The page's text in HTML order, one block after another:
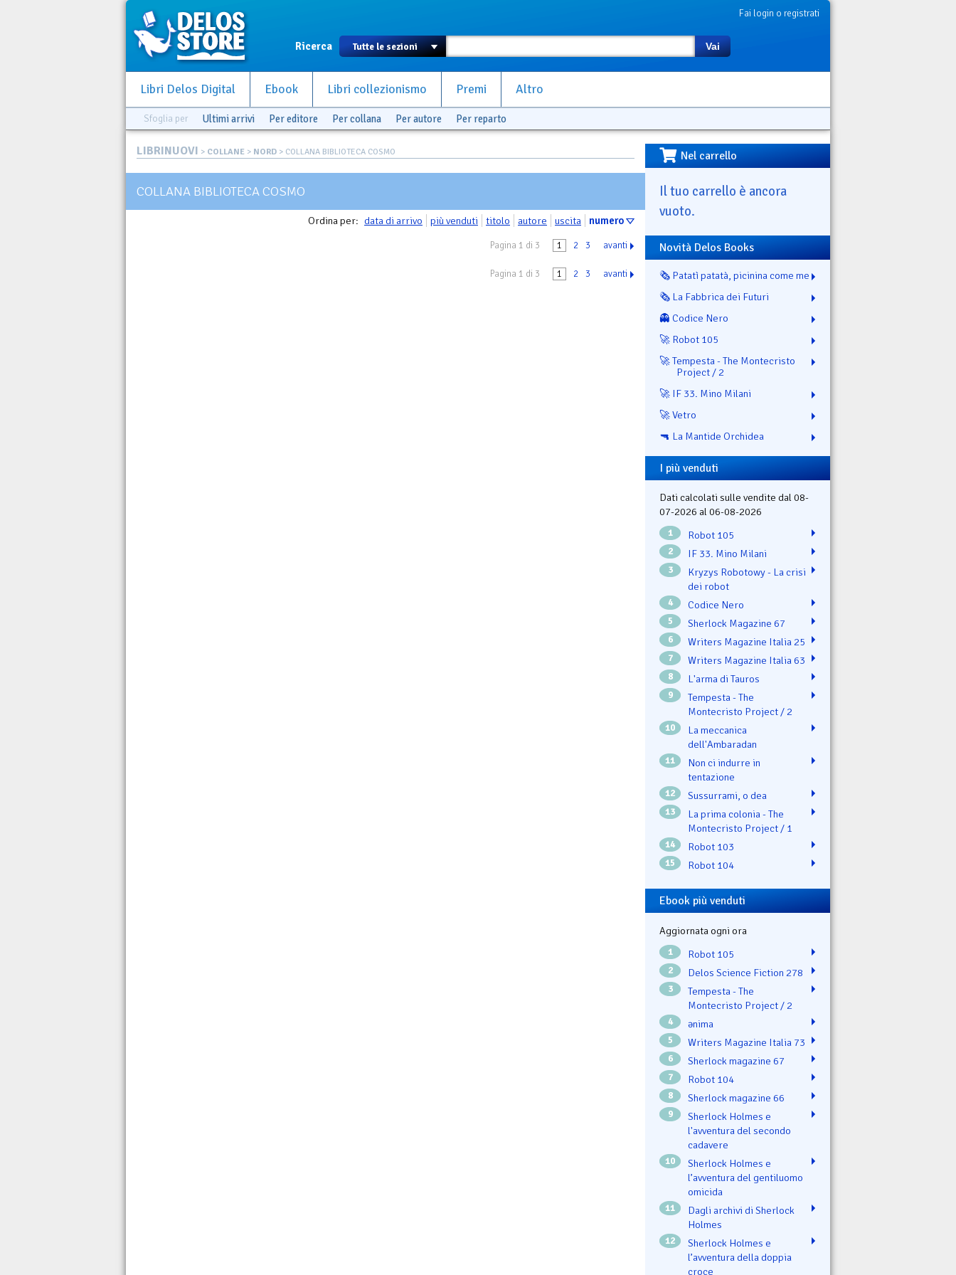
Fai login o registrati
Ricerca Vai
Libri Delos Digital Ebook Libri collezionismo Premi Altro
Sfoglia per Ultimi arrivi Per editore Per collana Per autore Per reparto
LIBRINUOVI > COLLANE > NORD > COLLANA BIBLIOTECA COSMO
COLLANA BIBLIOTECA COSMO
Ordina per: data di arrivo più venduti titolo autore uscita numero
Pagina 1 di 3 1 2 3 avanti
Pagina 1 di 3 1 2 3 avanti
Nel carrello
Il tuo carrello è ancora
vuoto.
Novità Delos Books
🗞️ Patatì patatà, picinina come me
🗞️ La Fabbrica dei Futuri
👻 Codice Nero
🚀 Robot 105
🚀 Tempesta - The Montecristo
Project / 2
🚀 IF 33. Mino Milani
🚀 Vetro
🔫 La Mantide Orchidea
I più venduti
Dati calcolati sulle vendite dal 08-
07-2026 al 06-08-2026
1 Robot 105
2 IF 33. Mino Milani
3
Kryzys Robotowy - La crisi
dei robot
4 Codice Nero
5 Sherlock Magazine 67
6 Writers Magazine Italia 25
7 Writers Magazine Italia 63
8 L'arma di Tauros
9
Tempesta - The
Montecristo Project / 2
10
La meccanica
dell'Ambaradan
11
Non ci indurre in
tentazione
12 Sussurrami, o dea
13
La prima colonia - The
Montecristo Project / 1
14 Robot 103
15 Robot 104
Ebook più venduti
Aggiornata ogni ora
1 Robot 105
2 Delos Science Fiction 278
3
Tempesta - The
Montecristo Project / 2
4 ənima
5 Writers Magazine Italia 73
6 Sherlock magazine 67
7 Robot 104
8 Sherlock magazine 66
9
Sherlock Holmes e
l'avventura del secondo
cadavere
10
Sherlock Holmes e
l’avventura del gentiluomo
omicida
11
Dagli archivi di Sherlock
Holmes
12
Sherlock Holmes e
l’avventura della doppia
croce